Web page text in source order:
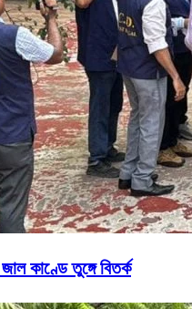
কাণ্ডে তুঙ্গে বিতর্ক